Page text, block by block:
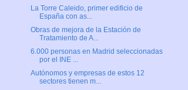
La Torre Caleido, primer edificio de
España con as...
Obras de mejora de la Estación de
Tratamiento de A...
6.000 personas en Madrid seleccionadas
por el INE ...
Autónomos y empresas de estos 12
sectores tienen m...